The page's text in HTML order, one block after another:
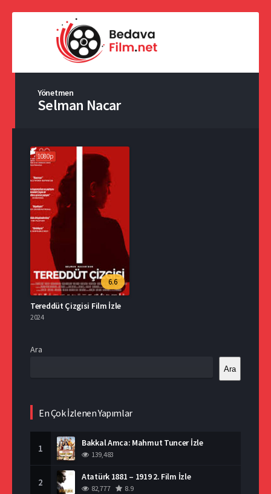
Yönetmen
Selman Nacar
1080p
6.6
Tereddüt Çizgisi Film İzle
2024
Ara
Ara
En Çok İzlenen Yapımlar
1 Bakkal Amca: Mahmut Tuncer İzle
139,483
2 Atatürk 1881 – 1919 2. Film İzle
82,777 8.9